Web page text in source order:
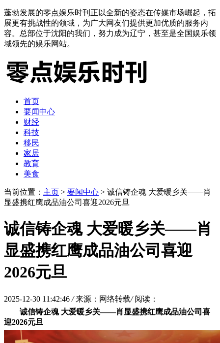
蓬勃发展的零点娱乐时刊正以全新的姿态在传媒市场崛起，拓
展更有挑战性的领域，为广大网友们提供更加优质的服务内
容。总部位于沈阳的我们，努力成为辽宁，甚至是全国娱乐领
域领先的娱乐网站。
首页
要闻中心
财经
科技
移民
家居
教育
美食
当前位置： 主页 > 要闻中心 > 诚信铸企魂 大爱暖乡关——肖
显盛携红鹰成品油公司喜迎2026元旦
诚信铸企魂 大爱暖乡关——肖
显盛携红鹰成品油公司喜迎
2026元旦
2025-12-30 11:42:46 / 来源：网络转载/ 阅读：
诚信铸企魂 大爱暖乡关——肖显盛携红鹰成品油公司喜
迎2026元旦